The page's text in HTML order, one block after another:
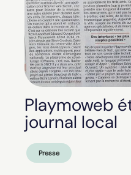
Playmoweb
journal local
Presse